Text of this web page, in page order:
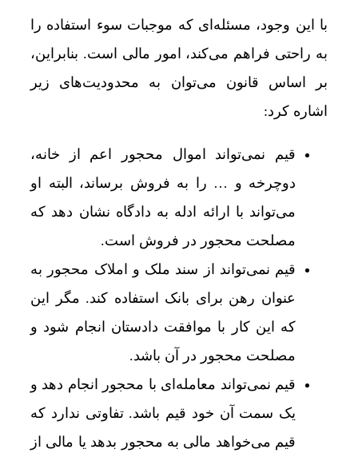
با این ‌وجود، مسئله‌ای که موجبات سوء استفاده را
به ‌راحتی فراهم می‌کند، امور مالی است. بنابراین،
بر اساس قانون می‌توان به محدودیت‌های زیر
اشاره کرد:
قیم نمی‌تواند اموال محجور اعم از خانه،
دوچرخه و … را به فروش برساند، البته او
می‌تواند با ارائه ادله به دادگاه نشان دهد که
مصلحت محجور در فروش است.
قیم نمی‌تواند از سند ملک و املاک محجور به
عنوان رهن برای بانک استفاده کند. مگر این
که این کار با موافقت دادستان انجام شود و
مصلحت محجور در آن باشد.
قیم نمی‌تواند معامله‌ای با محجور انجام دهد و
یک سمت آن خود قیم باشد. تفاوتی ندارد که
قیم می‌خواهد مالی به محجور بدهد یا مالی از